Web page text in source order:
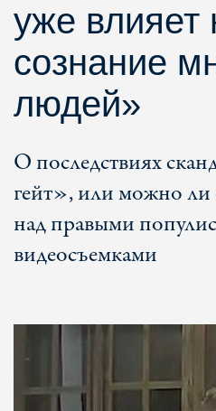
уже влияет
сознание
людей»
О последствиях
гейт», или можно ли
над правыми
видеосъемками